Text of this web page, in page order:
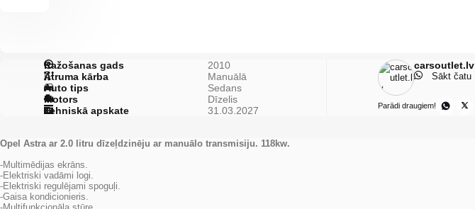
Ražošanas gads
2010
Ātruma kārba
Manuālā
Auto tips
Sedans
Motors
Dīzelis
Tehniskā apskate
31.03.2027
carsoutlet.lv
Sākt čatu
Parādi draugiem!
Opel Astra ar 2.0 litru dīzeļdzinēju ar manuālo transmisiju. 118kw.
-Multimēdijas ekrāns.
-Elektriski vadāmi logi.
-Elektriski regulējami spoguļi.
-Gaisa kondicionieris.